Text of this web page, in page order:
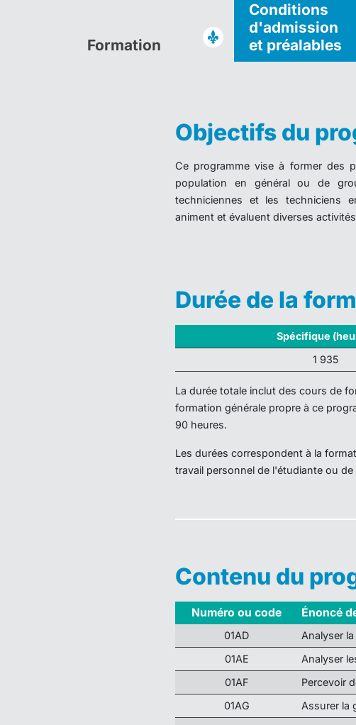
Formation
Conditions
d'admission
et préalables
Objectifs du
Ce programme vise à former des
population en général ou de
techniciennes et les techniciens
animent et évaluent diverses
Durée de la
Spécifique
1 935
La durée totale inclut des cours de
formation générale propre à ce
90 heures.
Les durées correspondent à la
travail personnel de l'étudiante ou
Contenu du
Numéro ou code Énoncé
01AD
Analyser
01AE
Analyser
01AF
Percevoir
01AG
Assurer la